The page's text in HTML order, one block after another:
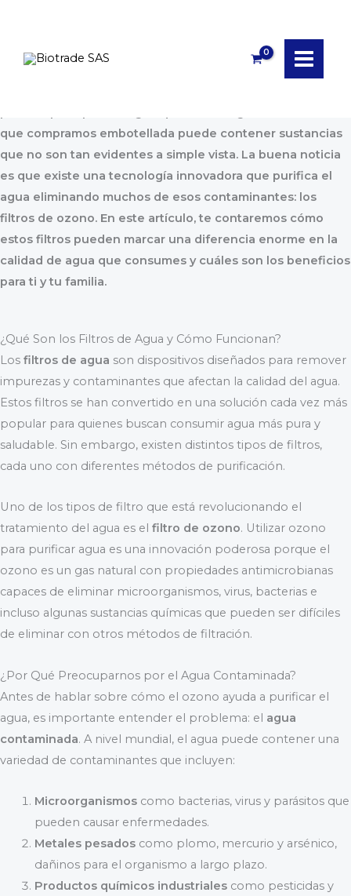
contenido
que compramos embotellada puede contener sustancias
que no son tan evidentes a simple vista. La buena noticia
es que existe una tecnología innovadora que purifica el
agua eliminando muchos de esos contaminantes: los
filtros de ozono. En este artículo, te contaremos cómo
estos filtros pueden marcar una diferencia enorme en la
calidad de agua que consumes y cuáles son los beneficios
para ti y tu familia.
¿Qué Son los Filtros de Agua y Cómo Funcionan?
Los filtros de agua son dispositivos diseñados para remover
impurezas y contaminantes que afectan la calidad del agua.
Estos filtros se han convertido en una solución cada vez más
popular para quienes buscan consumir agua más pura y
saludable. Sin embargo, existen distintos tipos de filtros,
cada uno con diferentes métodos de purificación.
Uno de los tipos de filtro que está revolucionando el
tratamiento del agua es el filtro de ozono. Utilizar ozono
para purificar agua es una innovación poderosa porque el
ozono es un gas natural con propiedades antimicrobianas
capaces de eliminar microorganismos, virus, bacterias e
incluso algunas sustancias químicas que pueden ser difíciles
de eliminar con otros métodos de filtración.
¿Por Qué Preocuparnos por el Agua Contaminada?
Antes de hablar sobre cómo el ozono ayuda a purificar el
agua, es importante entender el problema: el agua
contaminada. A nivel mundial, el agua puede contener una
variedad de contaminantes que incluyen:
Microorganismoscomo bacterias, virus y parásitos que
pueden causar enfermedades.
Metales pesadoscomo plomo, mercurio y arsénico,
dañinos para el organismo a largo plazo.
Productos químicos industrialescomo pesticidas y